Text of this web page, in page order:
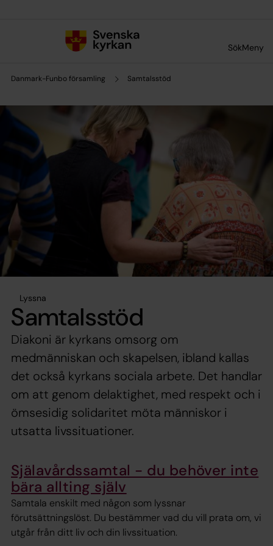
SökMeny
Danmark-Funbo församling Samtalsstöd
Lyssna
Samtalsstöd
Diakoni är kyrkans omsorg om
medmänniskan och skapelsen, ibland kallas
det också kyrkans sociala arbete. Det handlar
om att genom delaktighet, med respekt och i
ömsesidig solidaritet möta människor i
utsatta livssituationer.
Själavårdssamtal - du behöver inte
bära allting själv
Samtala enskilt med någon som lyssnar
förutsättningslöst. Du bestämmer vad du vill prata om, vi
utgår från ditt liv och din livssituation.